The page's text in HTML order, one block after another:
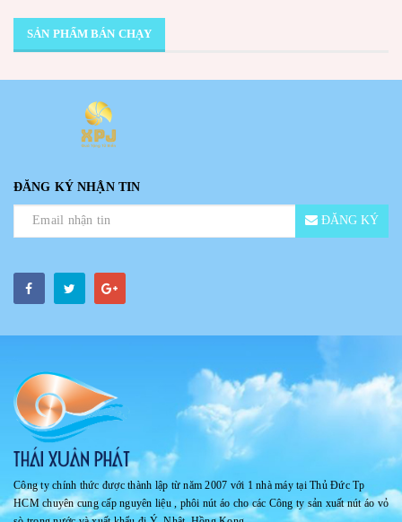
SẢN PHẨM BÁN CHẠY
ĐĂNG KÝ NHẬN TIN
ĐĂNG KÝ
Công ty chính thức được thành lập từ năm 2007 với 1 nhà máy tại Thủ Đức Tp
HCM chuyên cung cấp nguyên liệu , phôi nút áo cho các Công ty sản xuất nút áo vỏ